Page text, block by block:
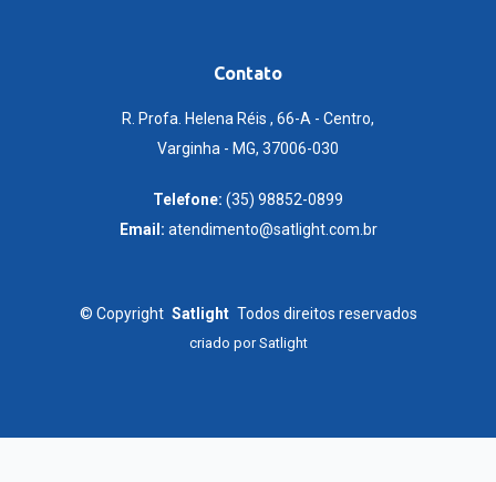
Contato
R. Profa. Helena Réis , 66-A - Centro,
Varginha - MG, 37006-030
Telefone: (35) 98852-0899
Email: atendimento@satlight.com.br
© Copyright Satlight Todos direitos reservados
criado porSatlight